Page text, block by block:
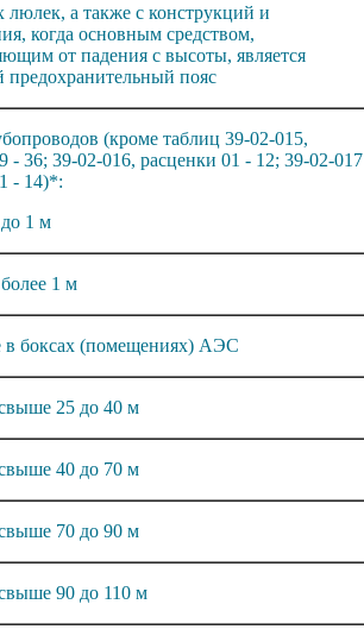
люлек, а также с конструкций и
когда основным средством,
от падения с высоты, является
пояс
(кроме таблиц 39-02-015,
- 36; 39-02-016, расценки 01 - 12; 39-02-017
- 14)*:
1 м
1 м
в боксах (помещениях) АЭС
25 до 40 м
40 до 70 м
70 до 90 м
90 до 110 м